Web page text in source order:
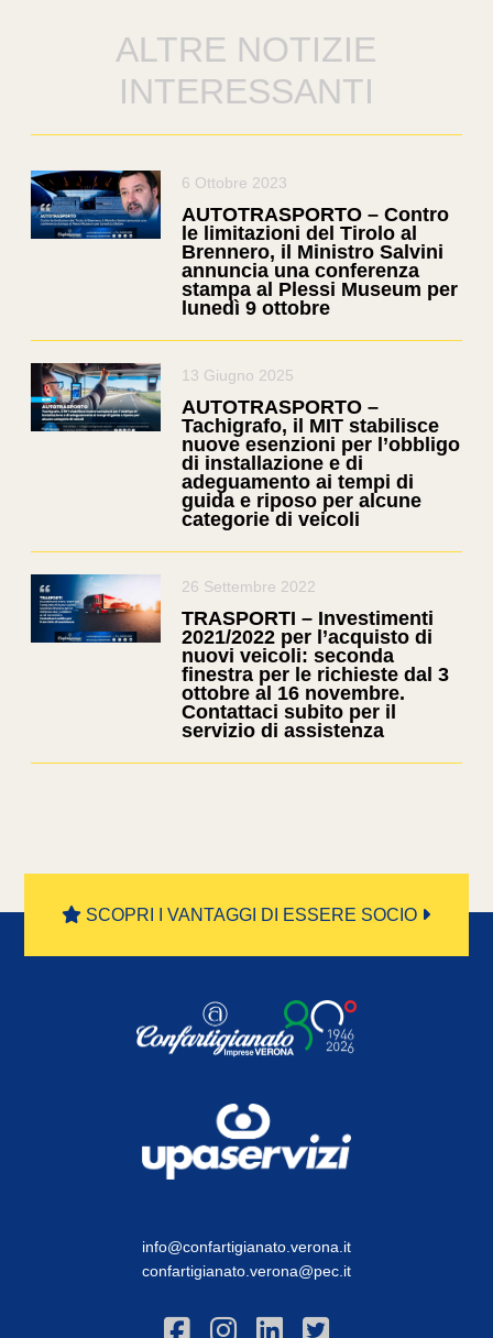
ALTRE NOTIZIE
INTERESSANTI
6 Ottobre 2023
AUTOTRASPORTO – Contro
le limitazioni del Tirolo al
Brennero, il Ministro Salvini
annuncia una conferenza
stampa al Plessi Museum per
lunedì 9 ottobre
13 Giugno 2025
AUTOTRASPORTO –
Tachigrafo, il MIT stabilisce
nuove esenzioni per l’obbligo
di installazione e di
adeguamento ai tempi di
guida e riposo per alcune
categorie di veicoli
26 Settembre 2022
TRASPORTI – Investimenti
2021/2022 per l’acquisto di
nuovi veicoli: seconda
finestra per le richieste dal 3
ottobre al 16 novembre.
Contattaci subito per il
servizio di assistenza
SCOPRI I VANTAGGI DI ESSERE SOCIO
info@confartigianato.verona.it
confartigianato.verona@pec.it